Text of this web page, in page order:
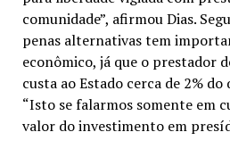
comunidade”, afirmou Dias.
penas alternativas tem
econômico, já que o prestador
custa ao Estado cerca de 2%
“Isto se falarmos somente em
valor do investimento em